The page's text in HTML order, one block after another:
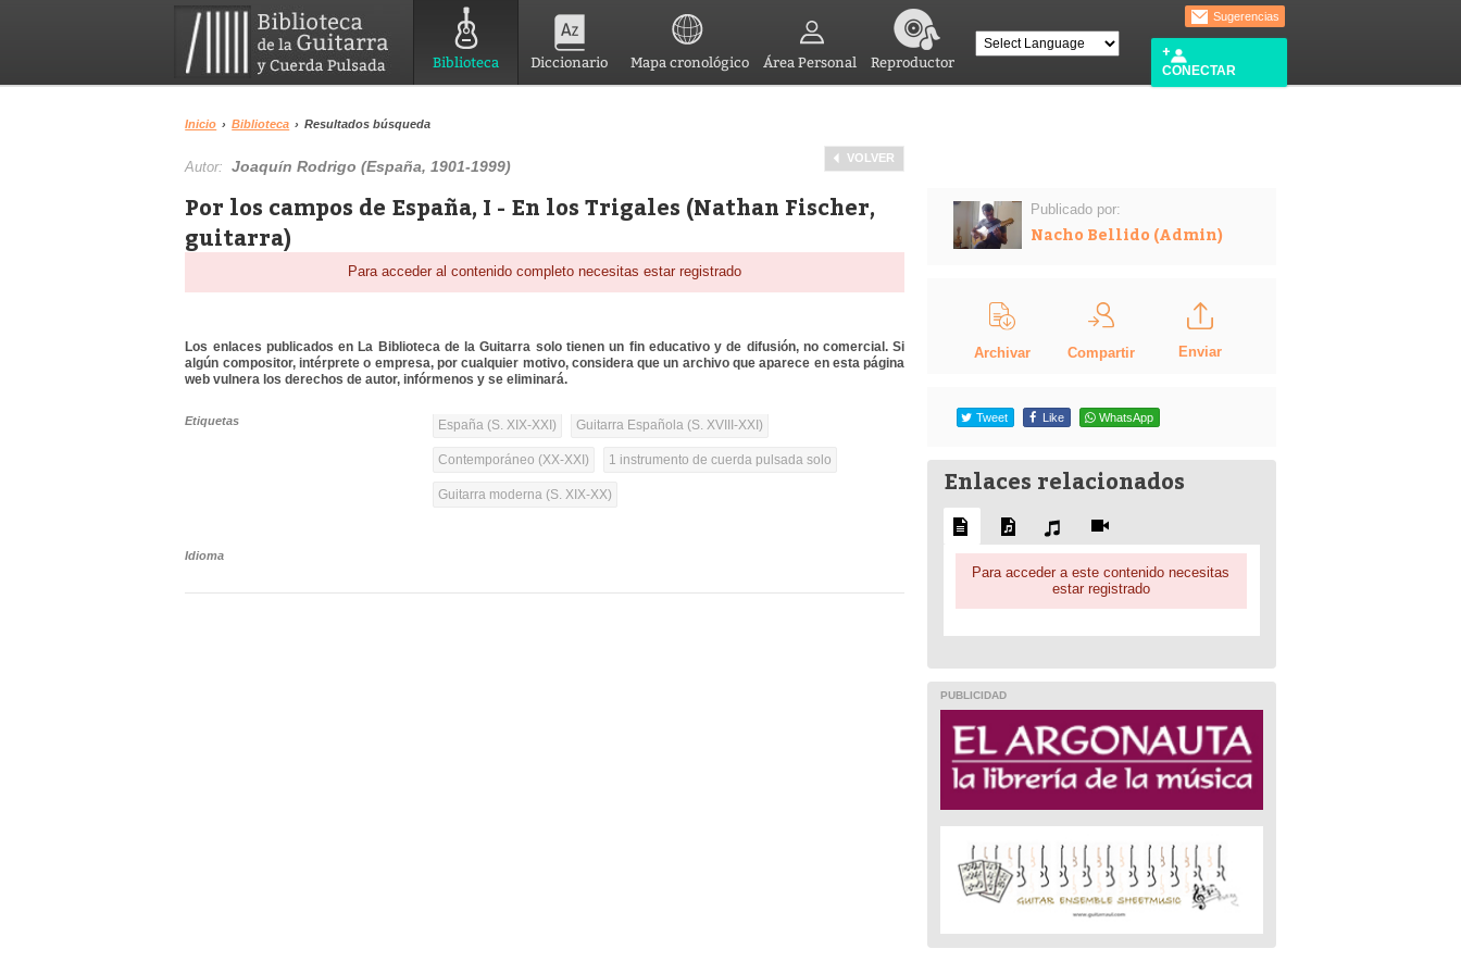
Biblioteca Diccionario Mapa cronológico Área Personal Reproductor
Sugerencias
CONECTAR
Inicio › Biblioteca › Resultados búsqueda
VOLVER
Autor:Joaquín Rodrigo (España, 1901-1999)
Por los campos de España, I - En los Trigales (Nathan​ Fischer,
guitarra)​
Para acceder al contenido completo necesitas estar registrado
Los enlaces publicados en La Biblioteca de la Guitarra solo tienen un fin educativo y de difusión, no comercial. Si
algún compositor, intérprete o empresa, por cualquier motivo, considera que un archivo que aparece en esta página
web vulnera los derechos de autor, infórmenos y se eliminará.
Etiquetas España (S. XIX-XXI) Guitarra Española (S. XVIII-XXI)
Contemporáneo (XX-XXI) 1 instrumento de cuerda pulsada solo
Guitarra moderna (S. XIX-XX)
Idioma
Publicado por:
Nacho Bellido (Admin)
Archivar Compartir Enviar
Tweet Like WhatsApp
Enlaces relacionados
Para acceder a este contenido necesitas
estar registrado
PUBLICIDAD